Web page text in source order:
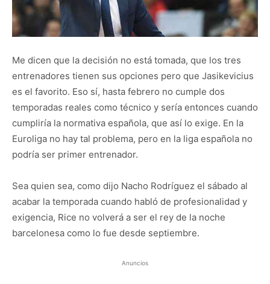
Me dicen que la decisión no está tomada, que los tres
entrenadores tienen sus opciones pero que Jasikevicius
es el favorito. Eso sí, hasta febrero no cumple dos
temporadas reales como técnico y sería entonces cuando
cumpliría la normativa española, que así lo exige. En la
Euroliga no hay tal problema, pero en la liga española no
podría ser primer entrenador.
Sea quien sea, como dijo Nacho Rodríguez el sábado al
acabar la temporada cuando habló de profesionalidad y
exigencia, Rice no volverá a ser el rey de la noche
barcelonesa como lo fue desde septiembre.
Anuncios